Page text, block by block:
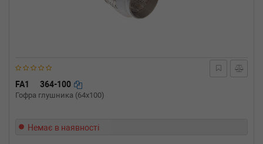
FA1 364-100
Гофра глушника (64x100)
Немає в наявності